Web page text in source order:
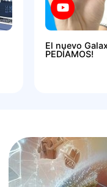
El nuevo
PEDÍAMOS!